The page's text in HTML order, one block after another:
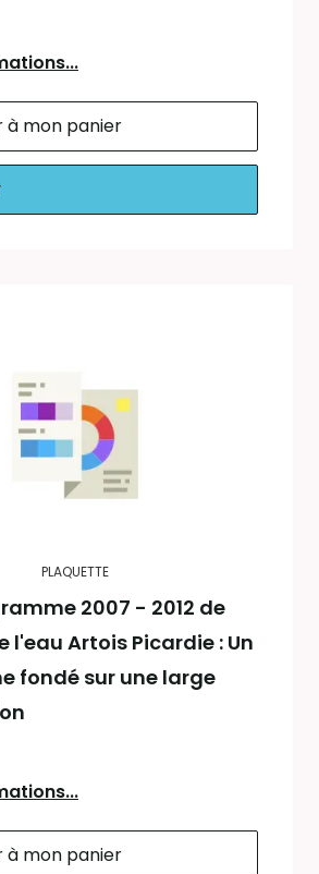
à mon panier
PLAQUETTE
2007 - 2012 de
l'eau Artois Picardie : Un
fondé sur une large
à mon panier